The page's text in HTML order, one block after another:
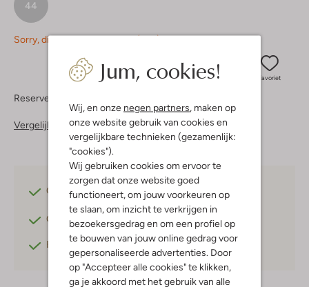
Jum, cookies!
Wij, en onze negen partners , maken op
onze website gebruik van cookies en
vergelijkbare technieken (gezamenlijk:
"cookies").
Wij gebruiken cookies om ervoor te
zorgen dat onze website goed
functioneert, om jouw voorkeuren op
te slaan, om inzicht te verkrijgen in
bezoekersgedrag en om een profiel op
te bouwen van jouw online gedrag voor
gepersonaliseerde advertenties. Door
op "Accepteer alle cookies" te klikken,
ga je akkoord met het gebruik van alle
44
Sorry, dit item is momenteel (nog) niet beschikbaar.
Favoriet
Reserveer direct in een van onze 37 boutiques
Vergelijkbare items
Gratis verzending vanaf €75,-
Gratis retourneren binnen 30 dagen*
Betaal achteraf met Klarna